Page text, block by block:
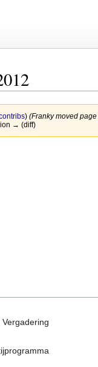
) (Franky moved page
→ (diff)